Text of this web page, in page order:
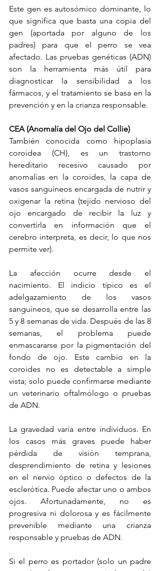
Este gen es autosómico dominante, lo
que significa que basta una copia del
gen (aportada por alguno de los
padres) para que el perro se vea
afectado. Las pruebas genéticas (ADN)
son la herramienta más útil para
diagnosticar la sensibilidad a los
fármacos, y el tratamiento se basa en la
prevención y en la crianza responsable.
CEA (Anomalía del Ojo del Collie)
También conocida como hipoplasia
coroidea (CH), es un trastorno
hereditario recesivo causado por
anomalías en la coroides, la capa de
vasos sanguíneos encargada de nutrir y
oxigenar la retina (tejido nervioso del
ojo encargado de recibir la luz y
convertirla en información que el
cerebro interpreta, es decir, lo que nos
permite ver).
La afección ocurre desde el
nacimiento. El indicio típico es el
adelgazamiento de los vasos
sanguíneos, que se desarrolla entre las
5 y 8 semanas de vida. Después de las 8
semanas, el problema puede
enmascararse por la pigmentación del
fondo de ojo. Este cambio en la
coroides no es detectable a simple
vista; solo puede confirmarse mediante
un veterinario oftalmólogo o pruebas
de ADN.
La gravedad varía entre individuos. En
los casos más graves puede haber
pérdida de visión temprana,
desprendimiento de retina y lesiones
en el nervio óptico o defectos de la
esclerótica. Puede afectar uno o ambos
ojos. Afortunadamente, no es
progresiva ni dolorosa y es fácilmente
prevenible mediante una crianza
responsable y pruebas de ADN.
Si el perro es portador (solo un padre